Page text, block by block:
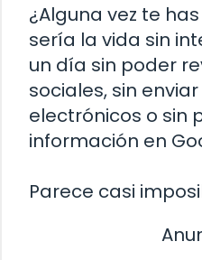
¿Alguna vez te
sería la vida sin
un día sin poder
sociales, sin
electrónicos o sin
información en
Parece casi